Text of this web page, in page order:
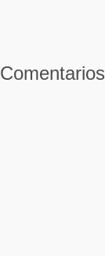
Comentarios